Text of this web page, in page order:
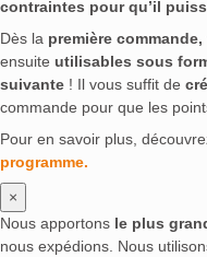
contraintes pour qu’il
Dès la première
ensuite utilisables sous
suivante ! Il vous suffit de
commande pour que les
Pour en savoir plus,
programme.
×
Nous apportons le plus
nous expédions. Nous